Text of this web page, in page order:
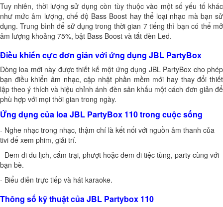
Tuy nhiên, thời lượng sử dụng còn tùy thuộc vào một số yếu tố khác
như mức âm lượng, chế độ Bass Boost hay thể loại nhạc mà bạn sử
dụng. Trung bình để sử dụng trong thời gian 7 tiếng thì bạn có thể mở
âm lượng khoảng 75%, bật Bass Boost và tắt đèn Led.
Điều khiển cực đơn giản với ứng dụng JBL PartyBox
Dòng loa mới này được thiết kế một ứng dụng JBL PartyBox cho phép
bạn điều khiển âm nhạc, cập nhật phần mềm mới hay thay đổi thiết
lập theo ý thích và hiệu chỉnh ánh đèn sân khấu một cách đơn giản để
phù hợp với mọi thời gian trong ngày.
Ứng dụng của loa JBL PartyBox 110 trong cuộc sống
- Nghe nhạc trong nhạc, thậm chí là kết nối với nguồn âm thanh của
tivi để xem phim, giải trí.
- Đem đi du lịch, cắm trại, phượt hoặc đem đi tiệc tùng, party cùng với
bạn bè.
- Biểu diễn trực tiếp và hát karaoke.
Thông số kỹ thuật của JBL Partybox 110